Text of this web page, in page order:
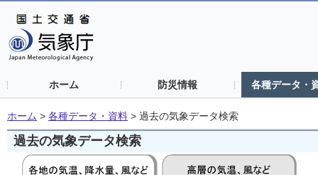
ホーム 防災情報 各種データ・
ホーム > 各種データ・資料 > 過去の気象データ検索
過去の気象データ検索